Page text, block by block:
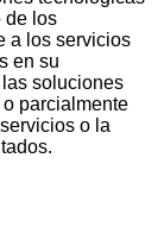
de los
a los servicios
en su
soluciones
parcialmente
o la